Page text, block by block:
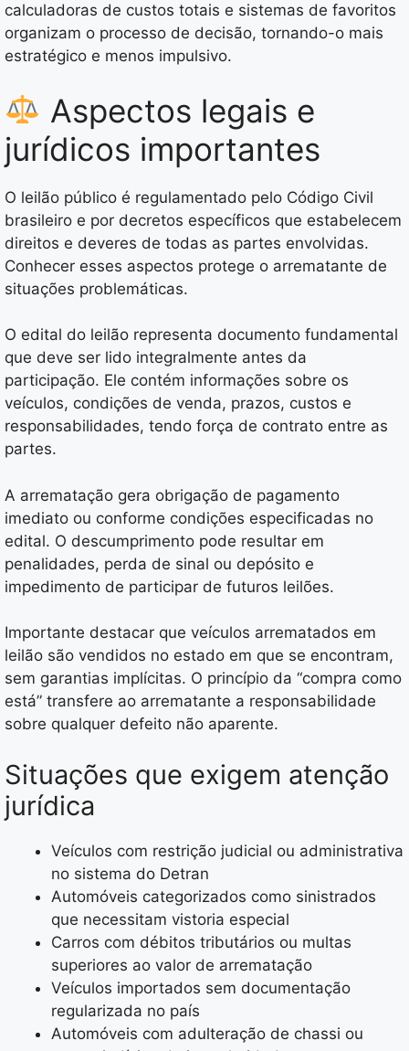
calculadoras de custos totais e sistemas de favoritos
organizam o processo de decisão, tornando-o mais
estratégico e menos impulsivo.
Aspectos legais e
jurídicos importantes
O leilão público é regulamentado pelo Código Civil
brasileiro e por decretos específicos que estabelecem
direitos e deveres de todas as partes envolvidas.
Conhecer esses aspectos protege o arrematante de
situações problemáticas.
O edital do leilão representa documento fundamental
que deve ser lido integralmente antes da
participação. Ele contém informações sobre os
veículos, condições de venda, prazos, custos e
responsabilidades, tendo força de contrato entre as
partes.
A arrematação gera obrigação de pagamento
imediato ou conforme condições especificadas no
edital. O descumprimento pode resultar em
penalidades, perda de sinal ou depósito e
impedimento de participar de futuros leilões.
Importante destacar que veículos arrematados em
leilão são vendidos no estado em que se encontram,
sem garantias implícitas. O princípio da “compra como
está” transfere ao arrematante a responsabilidade
sobre qualquer defeito não aparente.
Situações que exigem atenção
jurídica
Veículos com restrição judicial ou administrativa
no sistema do Detran
Automóveis categorizados como sinistrados
que necessitam vistoria especial
Carros com débitos tributários ou multas
superiores ao valor de arrematação
Veículos importados sem documentação
regularizada no país
Automóveis com adulteração de chassi ou